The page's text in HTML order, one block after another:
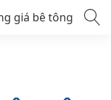
giá bê tông